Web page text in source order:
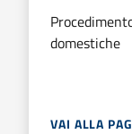
domestiche
VAI ALLA